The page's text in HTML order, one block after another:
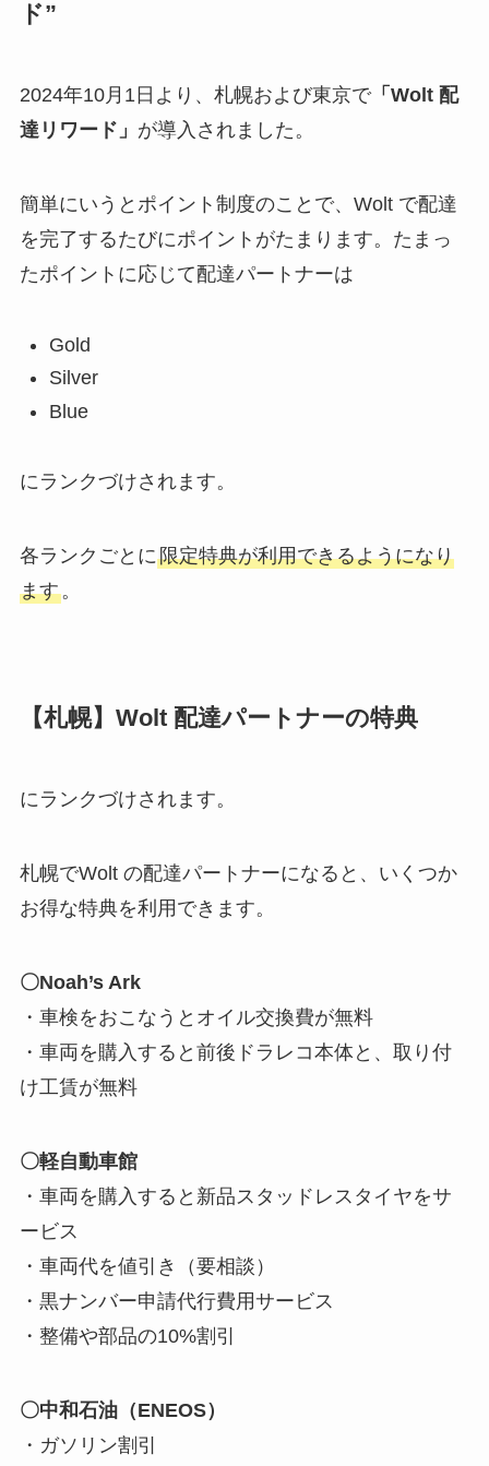
ド”
2024年10月1日より、札幌および東京で「Wolt 配
達リワード」 が導入されました。
簡単にいうとポイント制度のことで、Wolt で配達
を完了するたびにポイントがたまります。たまっ
たポイントに応じて配達パートナーは
Gold
Silver
Blue
にランクづけされます。
各ランクごとに限定特典が利用できるようになり
ます。
【札幌】Wolt 配達パートナーの特典
にランクづけされます。
札幌でWolt の配達パートナーになると、いくつか
お得な特典を利用できます。
〇Noah’s Ark
・車検をおこなうとオイル交換費が無料
・車両を購入すると前後ドラレコ本体と、取り付
け工賃が無料
〇軽自動車館
・車両を購入すると新品スタッドレスタイヤをサ
ービス
・車両代を値引き（要相談）
・黒ナンバー申請代行費用サービス
・整備や部品の10%割引
〇中和石油（ENEOS）
・ガソリン割引